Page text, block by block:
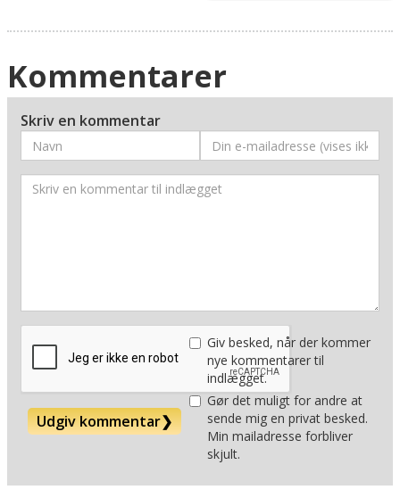
Kommentarer
Skriv en kommentar
Udgiv kommentar❯
Giv besked, når der kommer
nye kommentarer til
indlægget.
Gør det muligt for andre at
sende mig en privat besked.
Min mailadresse forbliver
skjult.